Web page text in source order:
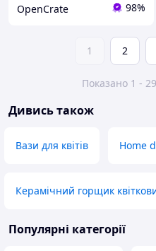
OpenCrate 98%
1 2
Показано 1 -
Дивись також
Вази для квітів Home
Керамічний горщик
Популярні категорії